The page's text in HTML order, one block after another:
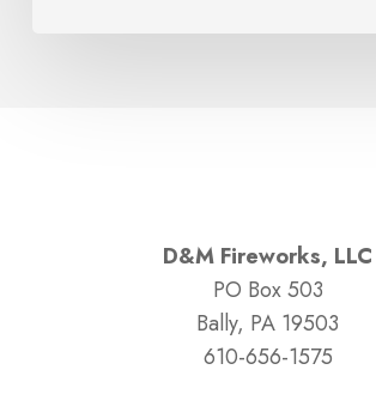
D&M Fireworks, LLC
PO Box 503
Bally, PA 19503
610-656-1575